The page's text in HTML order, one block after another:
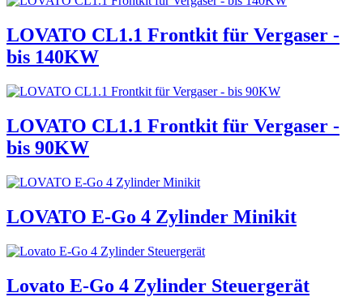
LOVATO CL1.1 Frontkit für Vergaser -
bis 140KW
LOVATO CL1.1 Frontkit für Vergaser -
bis 90KW
LOVATO E-Go 4 Zylinder Minikit
Lovato E-Go 4 Zylinder Steuergerät